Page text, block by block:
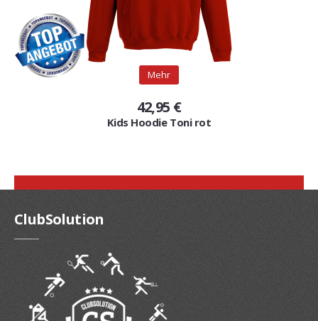
Mehr
42,95 €
Kids Hoodie Toni rot
ClubSolution